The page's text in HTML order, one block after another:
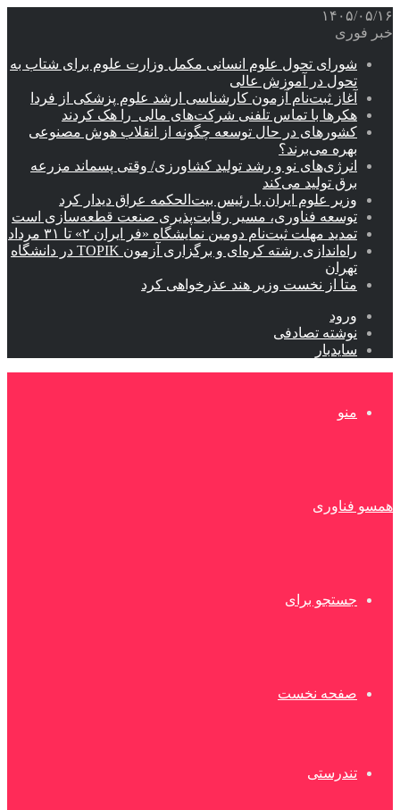
۱۴۰۵/۰۵/۱۶
خبر فوری
شورای تحول علوم انسانی مکمل وزارت علوم برای شتاب به
تحول در آموزش عالی
آغاز ثبت‌نام‌ آزمون کارشناسی ارشد علوم پزشکی از فردا
هکرها با تماس تلفنی شرکت‌های مالی را هک کردند
کشورهای در حال توسعه چگونه از انقلاب هوش مصنوعی
بهره می‌برند؟
انرژی‌های نو و رشد تولید کشاورزی/ وقتی پسماند مزرعه‌
برق تولید می‌کند
وزیر علوم ایران با رئیس بیت‌الحکمه عراق دیدار کرد
توسعه فناوری، مسیر رقابت‌پذیری صنعت قطعه‌سازی است
تمدید مهلت ثبت‌نام دومین نمایشگاه «فر ایران ۲» تا ۳۱ مرداد
راه‌اندازی رشته کره‌ای و برگزاری آزمون TOPIK در دانشگاه
تهران
متا از نخست وزیر هند عذرخواهی کرد
ورود
نوشته تصادفی
سایدبار
منو
همسو فناوری
جستجو برای
صفحه نخست
تندرستی